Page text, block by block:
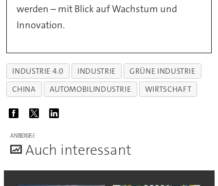
werden – mit Blick auf Wachstum und
Innovation.
INDUSTRIE 4.0 INDUSTRIE
GRÜNE INDUSTRIE
CHINA
AUTOMOBILINDUSTRIE WIRTSCHAFT
ANZEIGE
Auch interessant